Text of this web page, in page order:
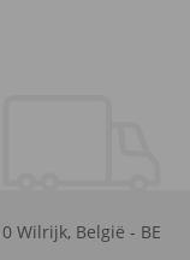
Wilrijk, België - BE